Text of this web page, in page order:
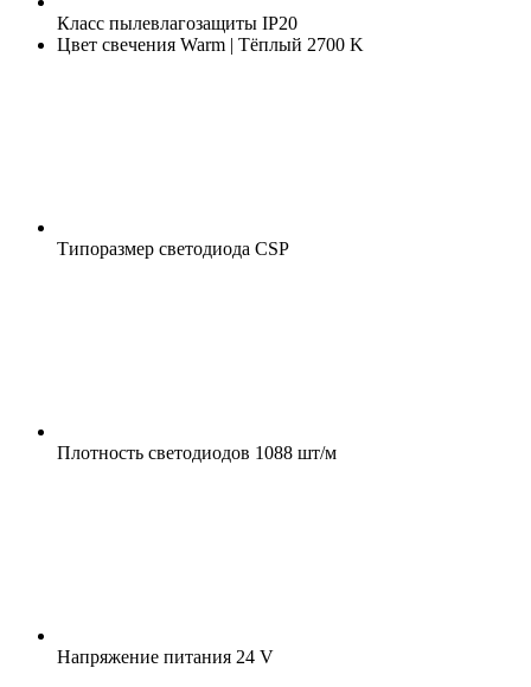
Класс пылевлагозащиты IP20
Цвет свечения Warm | Тёплый 2700 K
Типоразмер светодиода CSP
Плотность светодиодов 1088 шт/м
Напряжение питания 24 V